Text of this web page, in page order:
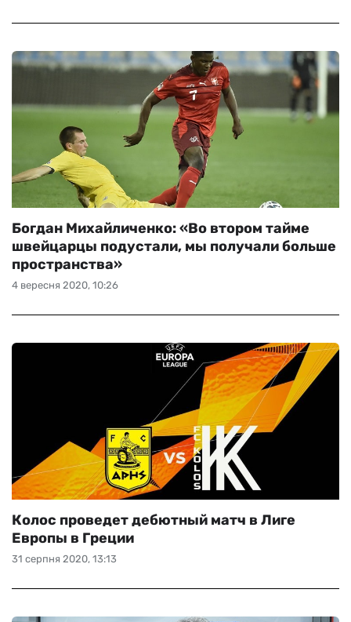
4 вересня 2020, 10:26
Богдан Михайличенко: «Во втором тайме
швейцарцы подустали, мы получали больше
пространства»
31 серпня 2020, 13:13
Колос проведет дебютный матч в Лиге
Европы в Греции